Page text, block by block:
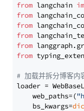
from langchain
from
from
from
from
from
# 加载并拆分博客内
loader =
    web_paths=(
    bs_kwargs=